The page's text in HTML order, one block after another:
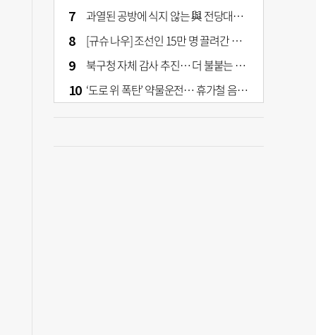
과열된 공방에 식지 않는 與 전당대회… 호남·수도권 집중하는 후보들
[규슈 나우] 조선인 15만 명 끌려간 치쿠호 탄광… 대를 이은 진실 캐기
북구청 자체 감사 추진… 더 불붙는 북구 신청사 갈등
‘도로 위 폭탄’ 약물운전… 휴가철 음주와 병행 단속 [교통안전, 시민이 만든다]